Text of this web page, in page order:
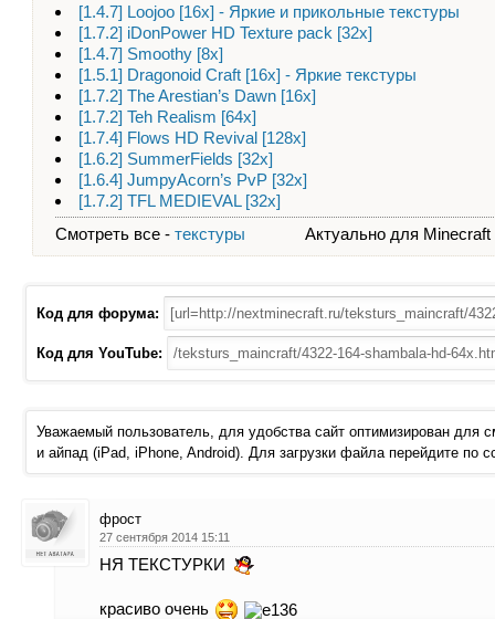
[1.4.7] Loojoo [16x] - Яркие и прикольные текстуры
[1.7.2] iDonPower HD Texture pack [32x]
[1.4.7] Smoothy [8x]
[1.5.1] Dragonoid Craft [16x] - Яркие текстуры
[1.7.2] The Arestian’s Dawn [16х]
[1.7.2] Teh Realism [64x]
[1.7.4] Flows HD Revival [128х]
[1.6.2] SummerFields [32x]
[1.6.4] JumpyAcorn’s PvP [32x]
[1.7.2] TFL MEDIEVAL [32х]
Смотреть все - текстуры Актуально для
Код для форума:
Код для YouTube:
Уважаемый пользователь, для удобства сайт оптимизирован для
и айпад (iPad, iPhone, Android). Для загрузки файла перейдите по
фрост
27 сентября 2014 15:11
НЯ ТЕКСТУРКИ
красиво очень